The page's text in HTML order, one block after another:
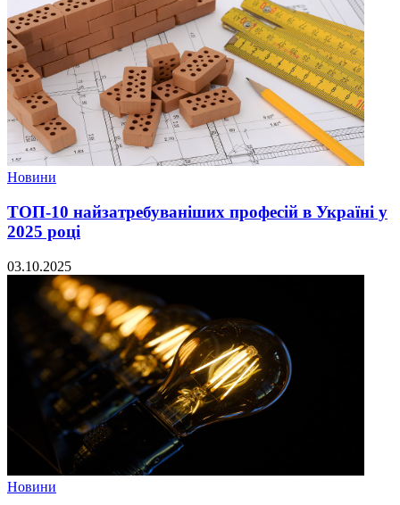
Новини
ТОП-10 найзатребуваніших професій в Україні у
2025 році
03.10.2025
Новини